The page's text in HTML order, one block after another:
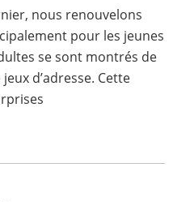
nous renouvelons
pour les jeunes
se sont montrés de
d’adresse. Cette